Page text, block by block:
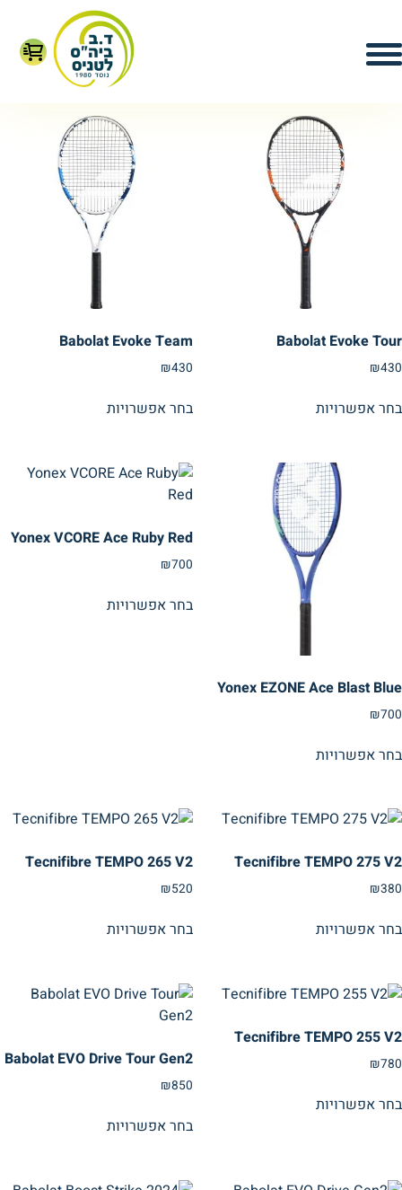
מחבטים למבוגרים ונוער
Babolat Evoke Tour
₪430
בחר אפשרויות
Babolat Evoke Team
₪430
בחר אפשרויות
Yonex EZONE Ace Blast Blue
₪700
בחר אפשרויות
Yonex VCORE Ace Ruby Red
₪700
בחר אפשרויות
Tecnifibre TEMPO 275 V2
₪380
בחר אפשרויות
Tecnifibre TEMPO 265 V2
₪520
בחר אפשרויות
Tecnifibre TEMPO 255 V2
₪780
בחר אפשרויות
Babolat EVO Drive Tour Gen2
₪850
בחר אפשרויות